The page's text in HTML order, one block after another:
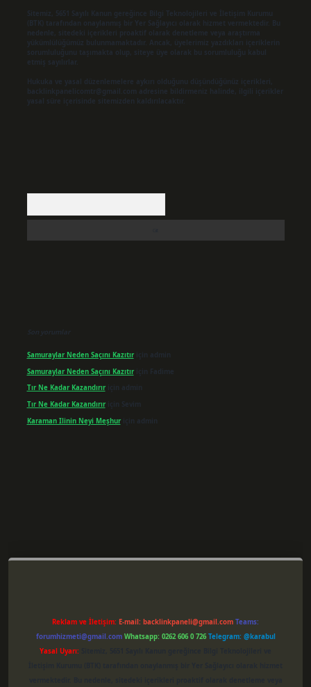
Sitemiz, 5651 Sayılı Kanun gereğince Bilgi Teknolojileri ve İletişim Kurumu
(BTK) tarafından onaylanmış bir Yer Sağlayıcı olarak hizmet vermektedir. Bu
nedenle, sitedeki içerikleri proaktif olarak denetleme veya araştırma
yükümlülüğümüz bulunmamaktadır. Ancak, üyelerimiz yazdıkları içeriklerin
sorumluluğunu taşımakta olup, siteye üye olarak bu sorumluluğu kabul
etmiş sayılırlar.
Hukuka ve yasal düzenlemelere aykırı olduğunu düşündüğünüz içerikleri,
backlinkpanelicomtr@gmail.com
adresine bildirmeniz halinde, ilgili içerikler
yasal süre içerisinde sitemizden kaldırılacaktır.
Son yorumlar
Samuraylar Neden Saçını Kazıtıriçin admin
Samuraylar Neden Saçını Kazıtıriçin Fadime
Tır Ne Kadar Kazandırıriçin admin
Tır Ne Kadar Kazandırıriçin Sevim
Karaman Ilinin Neyi Meşhuriçin admin
Reklam ve İletişim: E-mail: backlinkpaneli@gmail.com Teams:
forumhizmeti@gmail.com Whatsapp: 0262 606 0 726 Telegram: @karabul
Yasal Uyarı: